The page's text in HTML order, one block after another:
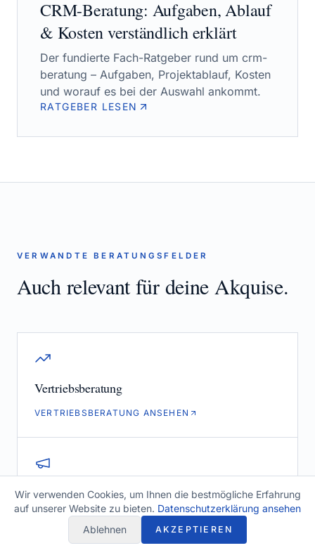
CRM-Beratung: Aufgaben, Ablauf
& Kosten verständlich erklärt
Der fundierte Fach-Ratgeber rund um crm-
beratung – Aufgaben, Projektablauf, Kosten
und worauf es bei der Auswahl ankommt.
RATGEBER LESEN
VERWANDTE BERATUNGSFELDER
Auch relevant für deine Akquise.
Vertriebsberatung
VERTRIEBSBERATUNG ANSEHEN
Marketingberatung
MARKETINGBERATUNG ANSEHEN
Wir verwenden Cookies, um Ihnen die bestmögliche Erfahrung
auf unserer Website zu bieten. Datenschutzerklärung ansehen
Ablehnen
AKZEPTIEREN